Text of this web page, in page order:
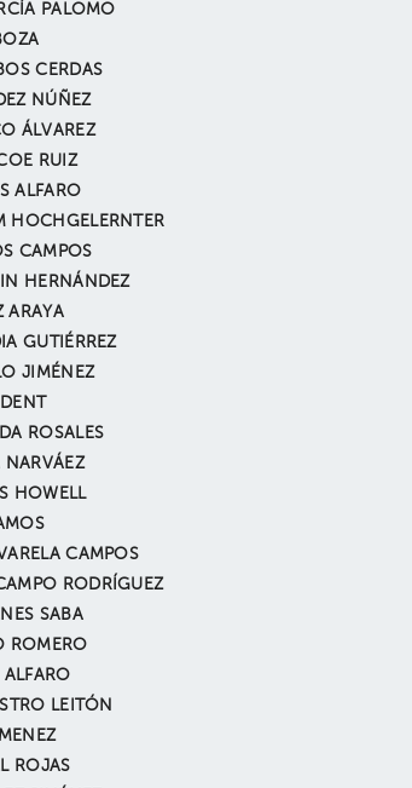
PALOMO
CERDAS
NÚÑEZ
ÁLVAREZ
RUIZ
ALFARO
HOCHGELERNTER
CAMPOS
HERNÁNDEZ
ARAYA
GUTIÉRREZ
JIMÉNEZ
ROSALES
NARVÁEZ
HOWELL
CAMPOS
RODRÍGUEZ
SABA
ROMERO
LEITÓN
ROJAS